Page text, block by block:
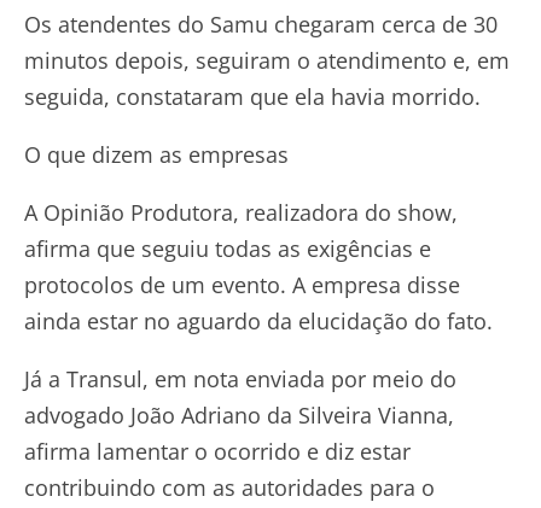
Os atendentes do Samu chegaram cerca de 30
minutos depois, seguiram o atendimento e, em
seguida, constataram que ela havia morrido.
O que dizem as empresas
A Opinião Produtora, realizadora do show,
afirma que seguiu todas as exigências e
protocolos de um evento. A empresa disse
ainda estar no aguardo da elucidação do fato.
Já a Transul, em nota enviada por meio do
advogado João Adriano da Silveira Vianna,
afirma lamentar o ocorrido e diz estar
contribuindo com as autoridades para o